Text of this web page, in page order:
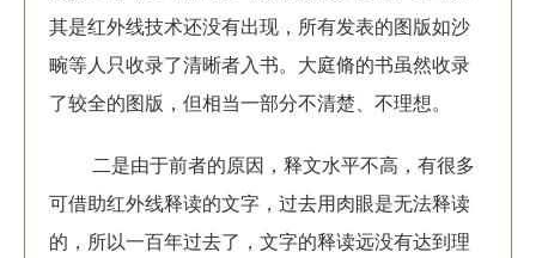
其是红外线技术还没有出现，所有发表的图版如沙
畹等人只收录了清晰者入书。大庭脩的书虽然收录
了较全的图版，但相当一部分不清楚、不理想。
二是由于前者的原因，释文水平不高，有很多
可借助红外线释读的文字，过去用肉眼是无法释读
的，所以一百年过去了，文字的释读远没有达到理